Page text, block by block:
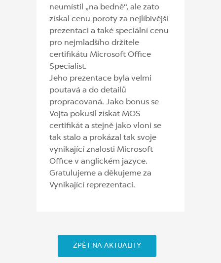
neumístil „na bedně“, ale zato
získal cenu poroty za nejlíbivější
prezentaci a také speciální cenu
pro nejmladšího držitele
certifikátu Microsoft Office
Specialist.
Jeho prezentace byla velmi
poutavá a do detailů
propracovaná. Jako bonus se
Vojta pokusil získat MOS
certifikát a stejně jako vloni se
tak stalo a prokázal tak svoje
vynikající znalosti Microsoft
Office v anglickém jazyce.
Gratulujeme a děkujeme za
Vynikající reprezentaci.
ZPĚT NA AKTUALITY